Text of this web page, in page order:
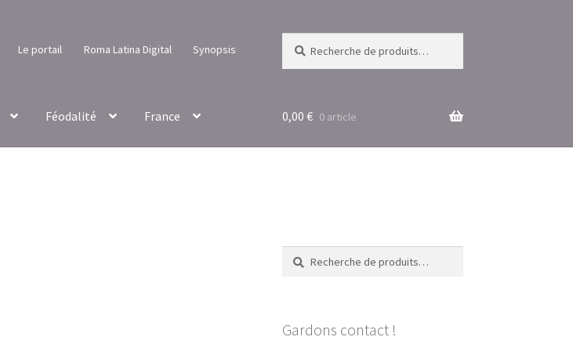
Le portail Roma Latina Digital Synopsis
pour :
Féodalité France 0,00 € 0 article
Recherche
pour :
Recherche
Gardons contact !